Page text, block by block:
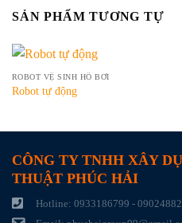
SẢN PHẨM TƯƠNG TỰ
ROBOT VỆ SINH HỒ BƠI
Robot tự động
CÔNG TY TNHH XÂY
THUẬT PHÚC HẢI
Hotline: 0933186799 -